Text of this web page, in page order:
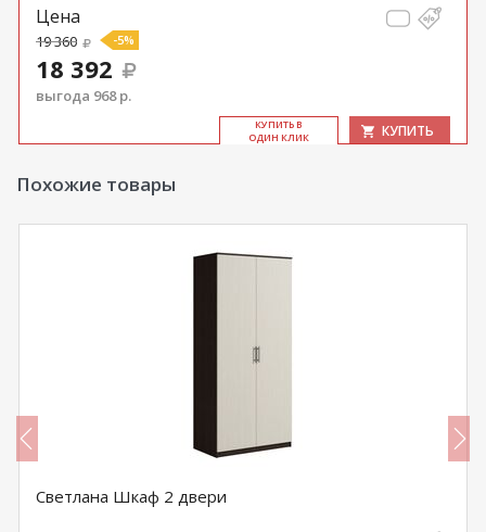
Цена
19 360 -5%
18 392
выгода 968 р.
КУ­ПИТЬ В
ОДИН КЛИК
КУПИТЬ
Похожие товары
Светлана Шкаф 2 двери